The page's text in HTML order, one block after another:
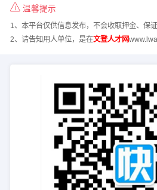
温馨提示
1、本平台仅供信息发布，不会收取押金、保
2、请告知用人单位，是在文登人才网